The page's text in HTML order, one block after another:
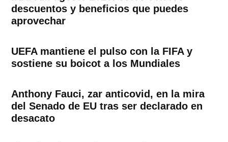
descuentos y beneficios que puedes
aprovechar
UEFA mantiene el pulso con la FIFA y
sostiene su boicot a los Mundiales
Anthony Fauci, zar anticovid, en la mira
del Senado de EU tras ser declarado en
desacato